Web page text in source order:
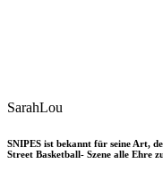
SarahLou
SNIPES ist bekannt für seine Art,
Street Basketball- Szene alle Ehre